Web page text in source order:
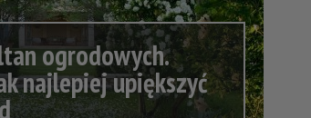
ogrodowych.
najlepiej upiększyć